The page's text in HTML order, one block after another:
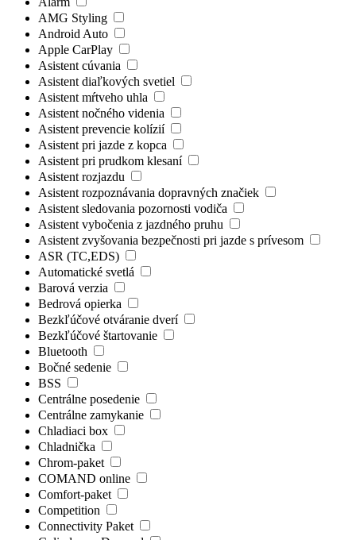
AMG Styling
Android Auto
Apple CarPlay
Asistent cúvania
Asistent diaľkových svetiel
Asistent mŕtveho uhla
Asistent nočného videnia
Asistent prevencie kolízií
Asistent pri jazde z kopca
Asistent pri prudkom klesaní
Asistent rozjazdu
Asistent rozpoznávania dopravných značiek
Asistent sledovania pozornosti vodiča
Asistent vybočenia z jazdného pruhu
Asistent zvyšovania bezpečnosti pri jazde s prívesom
ASR (TC,EDS)
Automatické svetlá
Barová verzia
Bedrová opierka
Bezkľúčové otváranie dverí
Bezkľúčové štartovanie
Bluetooth
Bočné sedenie
BSS
Centrálne posedenie
Centrálne zamykanie
Chladiaci box
Chladnička
Chrom-paket
COMAND online
Comfort-paket
Competition
Connectivity Paket